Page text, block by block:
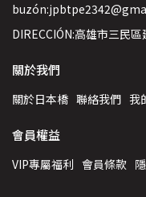
DIRECCIÓN:高雄市三民
關於我們
關於日本橋 聯絡我們 我
會員權益
VIP專屬福利 會員條款